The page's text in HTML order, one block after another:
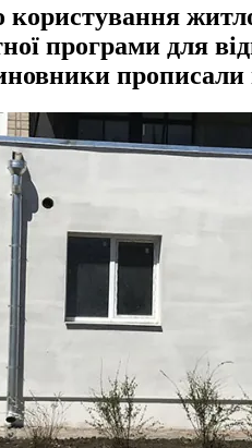
користування
програми для
прописали